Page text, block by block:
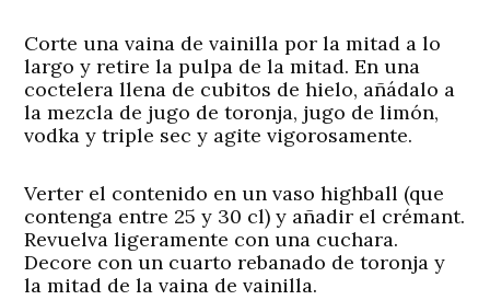
Corte una vaina de vainilla por la mitad a lo
largo y retire la pulpa de la mitad. En una
coctelera llena de cubitos de hielo, añádalo a
la mezcla de jugo de toronja, jugo de limón,
vodka y triple sec y agite vigorosamente.
Verter el contenido en un vaso highball (que
contenga entre 25 y 30 cl) y añadir el crémant.
Revuelva ligeramente con una cuchara.
Decore con un cuarto rebanado de toronja y
la mitad de la vaina de vainilla.